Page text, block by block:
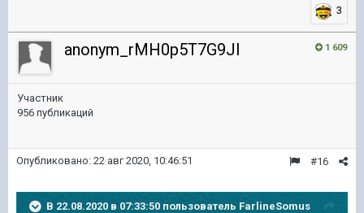
3
1 609
anonym_rMH0p5T7G9Jl
Участник
956 публикаций
#16
Опубликовано: 22 авг 2020, 10:46:51
В 22.08.2020 в 07:33:50 пользователь FarlineSomus